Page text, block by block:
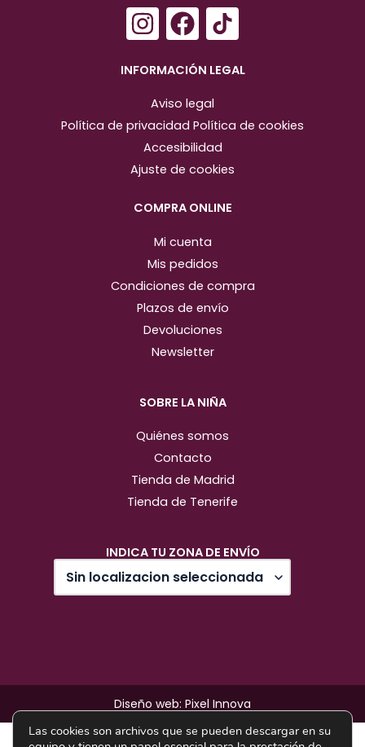
I
n
s
a
g
r
m
F
a
c
e
b
o
o
INFORMACIÓN LEGAL
Aviso legal
Política de privacidad Política de cookies
Accesibilidad
Ajuste de cookies
COMPRA ONLINE
Mi cuenta
Mis pedidos
Condiciones de compra
Plazos de envío
Devoluciones
Newsletter
SOBRE LA NIÑA
Quiénes somos
Contacto
Tienda de Madrid
Tienda de Tenerife
INDICA TU ZONA DE ENVÍO
Diseño web: Pixel Innova
Las cookies son archivos que se pueden descargar en su